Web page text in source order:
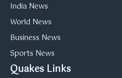
India News
World News
Business News
Sports News
Quakes Links